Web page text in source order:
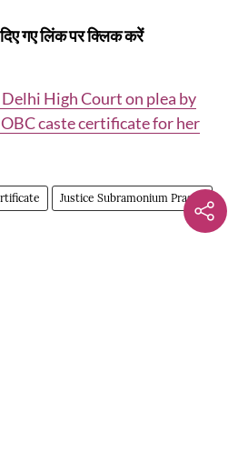
गए लिंक पर क्लिक करें
High Court on plea by
caste certificate for her
Justice Subramonium Prasad